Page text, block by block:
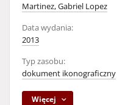
Martinez, Gabriel Lopez
Data wydania:
2013
Typ zasobu:
dokument ikonograficzny
Więcej